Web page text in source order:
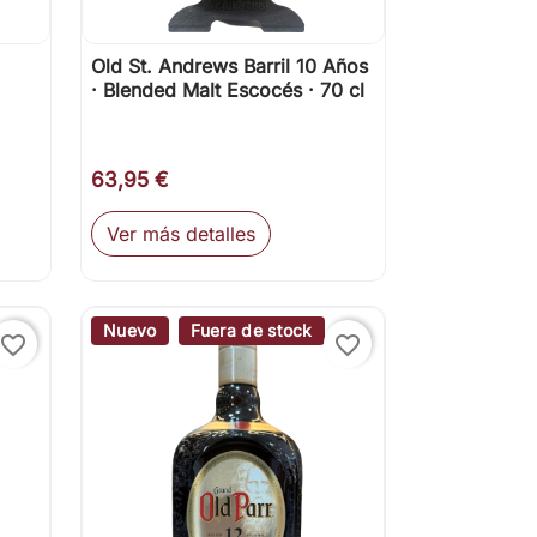
al carrito
 Vista rápida
Old St. Andrews Barril 10 Años
· Blended Malt Escocés · 70 cl
63,95 €
Ver más detalles
favorite_border
Nuevo Fuera de stock
favorite_border